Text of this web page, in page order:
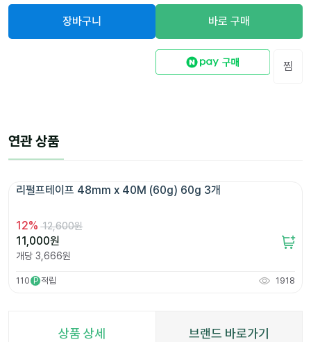
장바구니 바로 구매
찜
연관 상품
12% 12,600원
11,000원
개당 3,666원
110 P 적립 1918
상품 상세 브랜드 바로가기